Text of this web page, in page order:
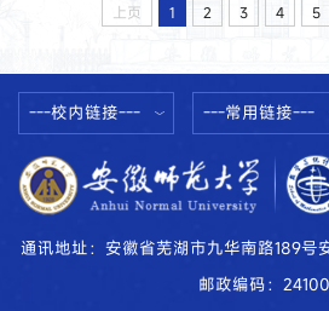
上页 1 2 3 4 5
---校内链接--- ---常用链接---
通讯地址：安徽省芜湖市九华南路189号
邮政编码：